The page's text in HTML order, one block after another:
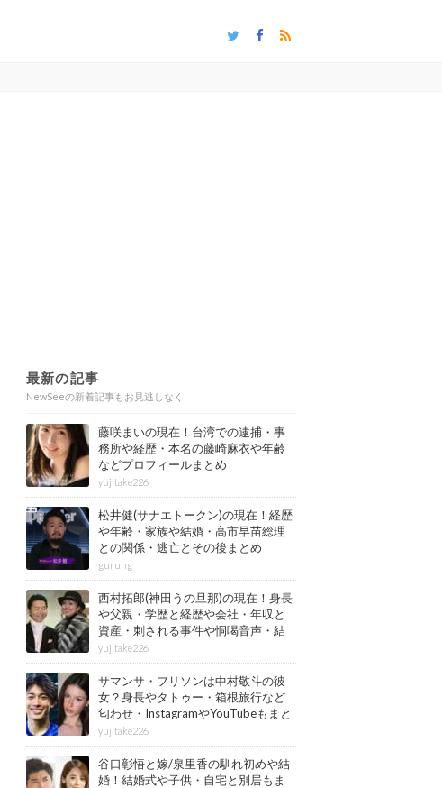
最新の記事
NewSeeの新着記事もお見逃しなく
藤咲まいの現在！台湾での逮捕・事
務所や経歴・本名の藤崎麻衣や年齢
などプロフィールまとめ
yujitake226
松井健(サナエトークン)の現在！経歴
や年齢・家族や結婚・高市早苗総理
との関係・逃亡とその後まとめ
gurung
西村拓郎(神田うの旦那)の現在！身長
や父親・学歴と経歴や会社・年収と
資産・刺される事件や恫喝音声・結
婚と子供や自宅・脳梗塞の病気もま
とめ
yujitake226
サマンサ・フリソンは中村敬斗の彼
女？身長やタトゥー・箱根旅行など
匂わせ・InstagramやYouTubeもまと
め
yujitake226
谷口彰悟と嫁/泉里香の馴れ初めや結
婚！結婚式や子供・自宅と別居もま